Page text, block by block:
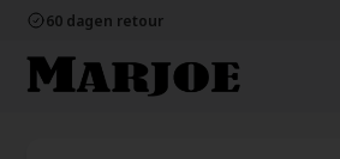
60 dagen retour
Ecommerce Europe
100% nikkelvrij sieraden
60 dagen retour